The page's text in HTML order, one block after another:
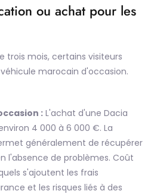
ou achat pour les
trois mois, certains visiteurs
marocain d'occasion.
: L'achat d'une Dacia
4 000 à 6 000 €. La
généralement de récupérer
l'absence de problèmes. Coût
s'ajoutent les frais
et les risques liés à des